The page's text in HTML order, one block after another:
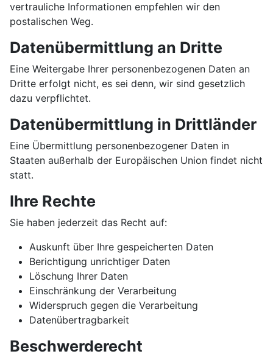
vertrauliche Informationen empfehlen wir den
postalischen Weg.
Datenübermittlung an Dritte
Eine Weitergabe Ihrer personenbezogenen Daten an
Dritte erfolgt nicht, es sei denn, wir sind gesetzlich
dazu verpflichtet.
Datenübermittlung in Drittländer
Eine Übermittlung personenbezogener Daten in
Staaten außerhalb der Europäischen Union findet nicht
statt.
Ihre Rechte
Sie haben jederzeit das Recht auf:
Auskunft über Ihre gespeicherten Daten
Berichtigung unrichtiger Daten
Löschung Ihrer Daten
Einschränkung der Verarbeitung
Widerspruch gegen die Verarbeitung
Datenübertragbarkeit
Beschwerderecht